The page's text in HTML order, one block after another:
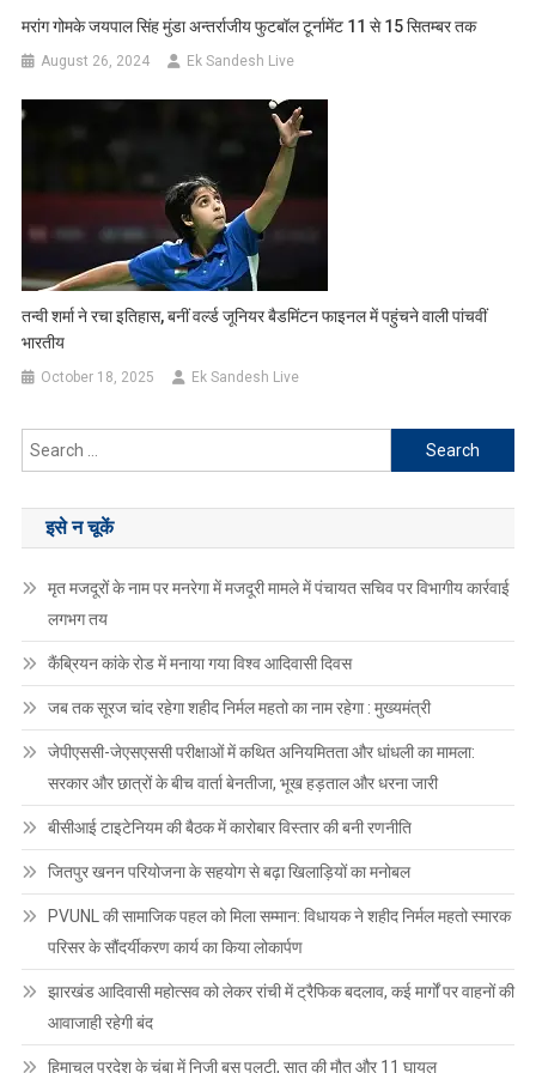
मरांग गोमके जयपाल सिंह मुंडा अन्तर्राजीय फुटबॉल टूर्नामेंट 11 से 15 सितम्बर तक
August 26, 2024 Ek Sandesh Live
तन्वी शर्मा ने रचा इतिहास, बनीं वर्ल्ड जूनियर बैडमिंटन फाइनल में पहुंचने वाली पांचवीं
भारतीय
October 18, 2025 Ek Sandesh Live
Search
for:
इसे न चूकें
मृत मजदूरों के नाम पर मनरेगा में मजदूरी मामले में पंचायत सचिव पर विभागीय कार्रवाई
लगभग तय
कैंब्रियन कांके रोड में मनाया गया विश्व आदिवासी दिवस
जब तक सूरज चांद रहेगा शहीद निर्मल महतो का नाम रहेगा : मुख्यमंत्री
जेपीएससी-जेएसएससी परीक्षाओं में कथित अनियमितता और धांधली का मामला:
सरकार और छात्रों के बीच वार्ता बेनतीजा, भूख हड़ताल और धरना जारी
बीसीआई टाइटेनियम की बैठक में कारोबार विस्तार की बनी रणनीति
जितपुर खनन परियोजना के सहयोग से बढ़ा खिलाड़ियों का मनोबल
PVUNL की सामाजिक पहल को मिला सम्मान: विधायक ने शहीद निर्मल महतो स्मारक
परिसर के सौंदर्यीकरण कार्य का किया लोकार्पण
झारखंड आदिवासी महोत्सव को लेकर रांची में ट्रैफिक बदलाव, कई मार्गों पर वाहनों की
आवाजाही रहेगी बंद
हिमाचल प्रदेश के चंबा में निजी बस पलटी, सात की मौत और 11 घायल